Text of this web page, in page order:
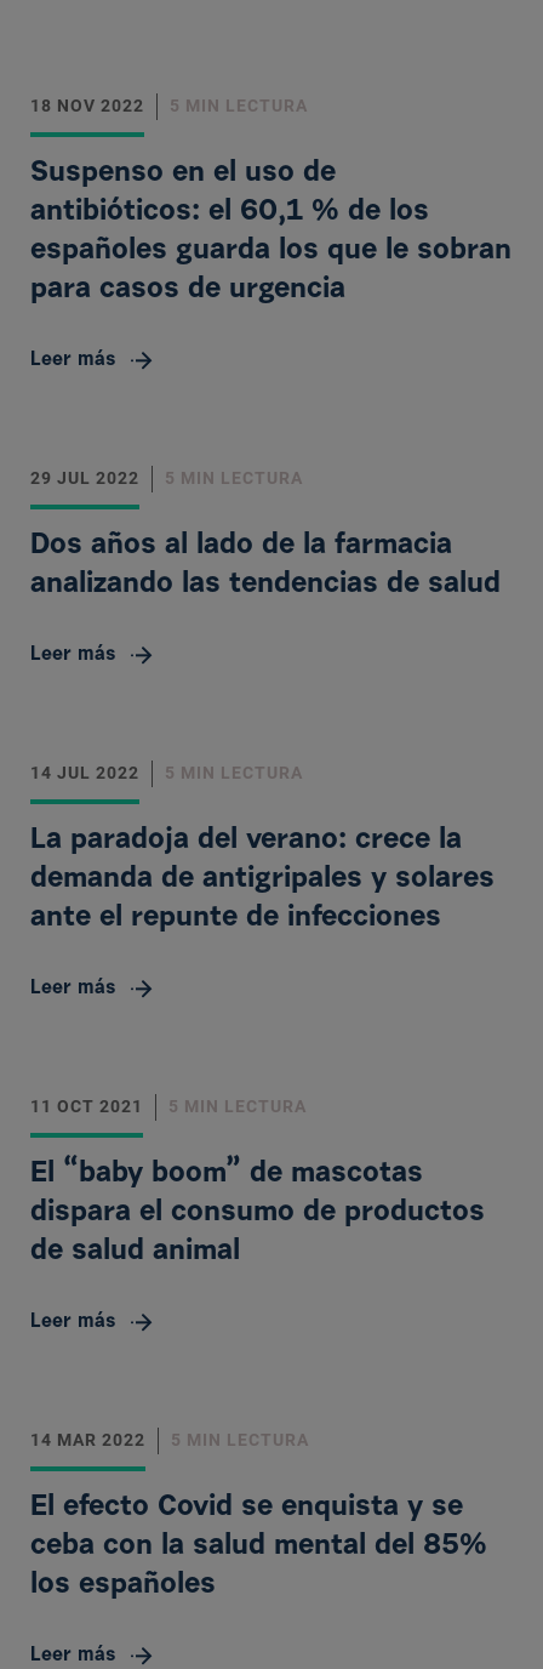
18 NOV 2022 5 MIN LECTURA
Suspenso en el uso de
antibióticos: el 60,1 % de los
españoles guarda los que le sobran
para casos de urgencia
Leer más
29 JUL 2022 5 MIN LECTURA
Dos años al lado de la farmacia
analizando las tendencias de salud
Leer más
14 JUL 2022 5 MIN LECTURA
La paradoja del verano: crece la
demanda de antigripales y solares
ante el repunte de infecciones
Leer más
11 OCT 2021 5 MIN LECTURA
El “baby boom” de mascotas
dispara el consumo de productos
de salud animal
Leer más
14 MAR 2022 5 MIN LECTURA
El efecto Covid se enquista y se
ceba con la salud mental del 85%
los españoles
Leer más